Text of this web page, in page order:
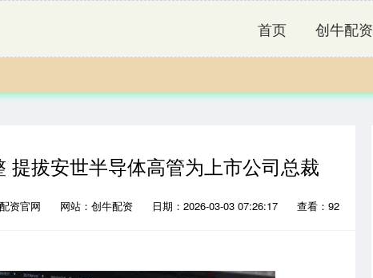
首页 创牛配资
提拔安世半导体高管为上市公司总裁
资官网 网站：创牛配资 日期：2026-03-03 07:26:17 查看：92